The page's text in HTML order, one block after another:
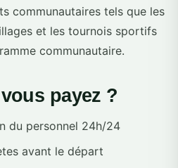
communautaires tels que les
et les tournois sportifs
communautaire.
payez ?
du personnel 24h/24
avant le départ